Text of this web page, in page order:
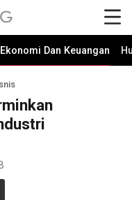
Ekonomi Dan Keuangan